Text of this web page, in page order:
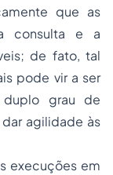
que as
consulta e a
de fato, tal
pode vir a ser
grau de
agilidade às
execuções em